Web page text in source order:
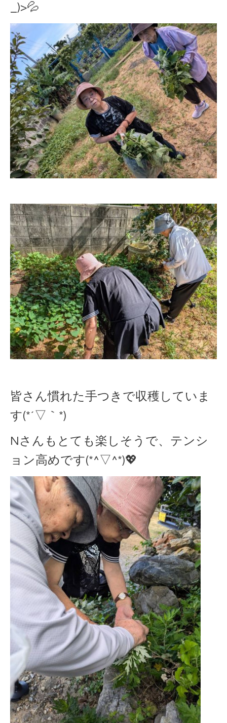
_)>💦
皆さん慣れた手つきで収穫していま
す(*´▽｀*)
Nさんもとても楽しそうで、テンシ
ョン高めです(*^▽^*)💖